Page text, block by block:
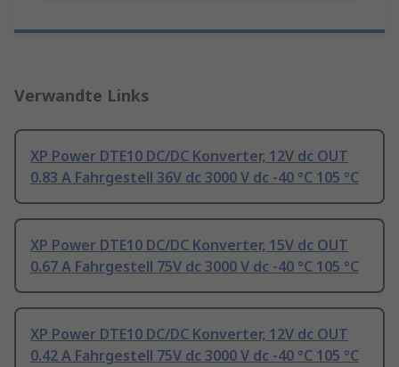
Verwandte Links
XP Power DTE10 DC/DC Konverter, 12V dc OUT
0.83 A Fahrgestell 36V dc 3000 V dc -40 °C 105 °C
XP Power DTE10 DC/DC Konverter, 15V dc OUT
0.67 A Fahrgestell 75V dc 3000 V dc -40 °C 105 °C
XP Power DTE10 DC/DC Konverter, 12V dc OUT
0.42 A Fahrgestell 75V dc 3000 V dc -40 °C 105 °C